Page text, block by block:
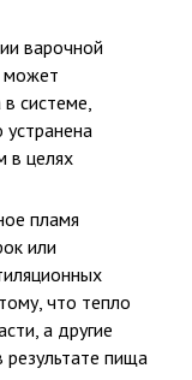
варочной
может
в системе,
в целях
пламя
или
что тепло
а другие
пища